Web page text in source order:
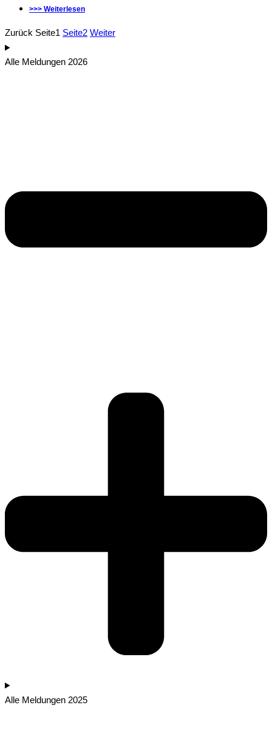
>>> Weiterlesen
Zurück Seite1 Seite2 Weiter
Alle Meldungen 2026
Alle Meldungen 2025